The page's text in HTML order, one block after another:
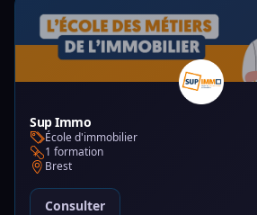
Sup Immo
École d'immobilier
1 formation
Brest
Consulter